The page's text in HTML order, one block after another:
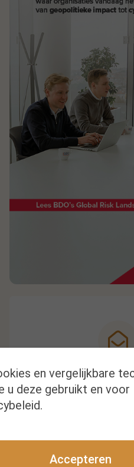
en vergelijkbare
u deze gebruikt en voor
Accepteren